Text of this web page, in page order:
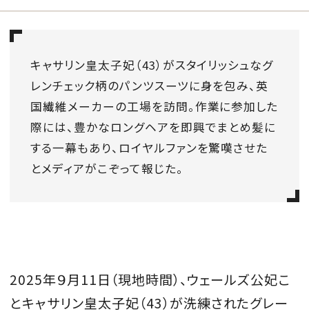
FORTUNE
SDGs
MAGAZINE
「The SPUR Club」。便利な機能と特典を無料で楽し
めます。
キャサリン皇太子妃（43）がスタイリッシュなグ
レンチェック柄のパンツスーツに身を包み、英
国繊維メーカーの工場を訪問。作業に参加した
際には、豊かなロングヘアを即興でまとめ髪に
する一幕もあり、ロイヤルファンを驚嘆させた
とメディアがこぞって報じた。
2025年９月11日（現地時間）、ウェールズ公妃こ
とキャサリン皇太子妃（43）が洗練されたグレー